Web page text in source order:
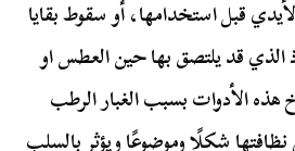
قبل استخدامها، أو سقوط بقايا
الذي قد يلتصق بها حين العطس او
الأدوات بسبب الغبار الرطب
شكلًا وموضوعًا ويؤثر بالسلب